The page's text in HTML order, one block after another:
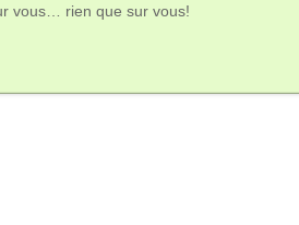
vous… rien que sur vous!